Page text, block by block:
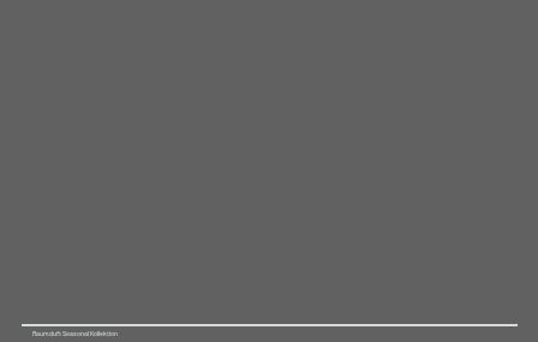
Raumduft Seasonal Kollektion